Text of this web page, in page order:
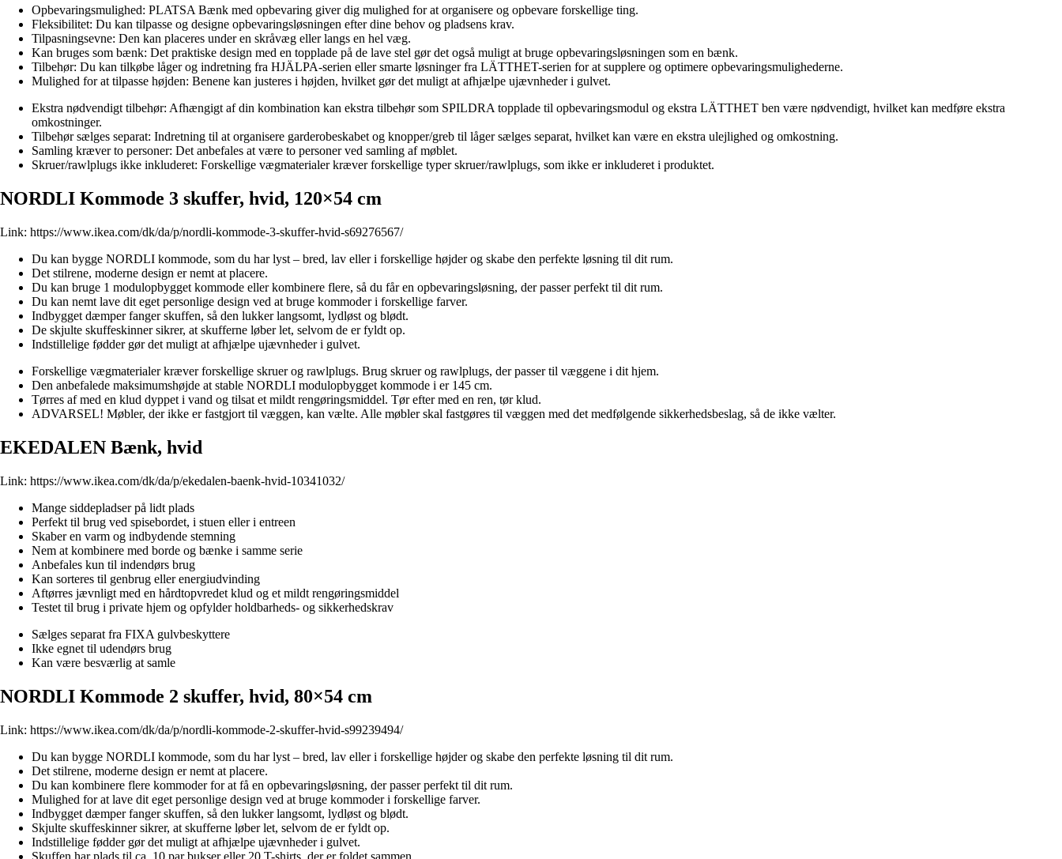
Opbevaringsmulighed: PLATSA Bænk med opbevaring giver dig mulighed for at organisere og opbevare forskellige ting.
Fleksibilitet: Du kan tilpasse og designe opbevaringsløsningen efter dine behov og pladsens krav.
Tilpasningsevne: Den kan placeres under en skråvæg eller langs en hel væg.
Kan bruges som bænk: Det praktiske design med en topplade på de lave stel gør det også muligt at bruge opbevaringsløsningen som en bænk.
Tilbehør: Du kan tilkøbe låger og indretning fra HJÄLPA-serien eller smarte løsninger fra LÄTTHET-serien for at supplere og optimere opbevaringsmulighederne.
Mulighed for at tilpasse højden: Benene kan justeres i højden, hvilket gør det muligt at afhjælpe ujævnheder i gulvet.
Ekstra nødvendigt tilbehør: Afhængigt af din kombination kan ekstra tilbehør som SPILDRA topplade til opbevaringsmodul og ekstra LÄTTHET ben være nødvendigt, hvilket kan medføre ekstra
omkostninger.
Tilbehør sælges separat: Indretning til at organisere garderobeskabet og knopper/greb til låger sælges separat, hvilket kan være en ekstra ulejlighed og omkostning.
Samling kræver to personer: Det anbefales at være to personer ved samling af møblet.
Skruer/rawlplugs ikke inkluderet: Forskellige vægmaterialer kræver forskellige typer skruer/rawlplugs, som ikke er inkluderet i produktet.
NORDLI Kommode 3 skuffer, hvid, 120×54 cm
Link: https://www.ikea.com/dk/da/p/nordli-kommode-3-skuffer-hvid-s69276567/
Du kan bygge NORDLI kommode, som du har lyst – bred, lav eller i forskellige højder og skabe den perfekte løsning til dit rum.
Det stilrene, moderne design er nemt at placere.
Du kan bruge 1 modulopbygget kommode eller kombinere flere, så du får en opbevaringsløsning, der passer perfekt til dit rum.
Du kan nemt lave dit eget personlige design ved at bruge kommoder i forskellige farver.
Indbygget dæmper fanger skuffen, så den lukker langsomt, lydløst og blødt.
De skjulte skuffeskinner sikrer, at skufferne løber let, selvom de er fyldt op.
Indstillelige fødder gør det muligt at afhjælpe ujævnheder i gulvet.
Forskellige vægmaterialer kræver forskellige skruer og rawlplugs. Brug skruer og rawlplugs, der passer til væggene i dit hjem.
Den anbefalede maksimumshøjde at stable NORDLI modulopbygget kommode i er 145 cm.
Tørres af med en klud dyppet i vand og tilsat et mildt rengøringsmiddel. Tør efter med en ren, tør klud.
ADVARSEL! Møbler, der ikke er fastgjort til væggen, kan vælte. Alle møbler skal fastgøres til væggen med det medfølgende sikkerhedsbeslag, så de ikke vælter.
EKEDALEN Bænk, hvid
Link: https://www.ikea.com/dk/da/p/ekedalen-baenk-hvid-10341032/
Mange siddepladser på lidt plads
Perfekt til brug ved spisebordet, i stuen eller i entreen
Skaber en varm og indbydende stemning
Nem at kombinere med borde og bænke i samme serie
Anbefales kun til indendørs brug
Kan sorteres til genbrug eller energiudvinding
Aftørres jævnligt med en hårdtopvredet klud og et mildt rengøringsmiddel
Testet til brug i private hjem og opfylder holdbarheds- og sikkerhedskrav
Sælges separat fra FIXA gulvbeskyttere
Ikke egnet til udendørs brug
Kan være besværlig at samle
NORDLI Kommode 2 skuffer, hvid, 80×54 cm
Link: https://www.ikea.com/dk/da/p/nordli-kommode-2-skuffer-hvid-s99239494/
Du kan bygge NORDLI kommode, som du har lyst – bred, lav eller i forskellige højder og skabe den perfekte løsning til dit rum.
Det stilrene, moderne design er nemt at placere.
Du kan kombinere flere kommoder for at få en opbevaringsløsning, der passer perfekt til dit rum.
Mulighed for at lave dit eget personlige design ved at bruge kommoder i forskellige farver.
Indbygget dæmper fanger skuffen, så den lukker langsomt, lydløst og blødt.
Skjulte skuffeskinner sikrer, at skufferne løber let, selvom de er fyldt op.
Indstillelige fødder gør det muligt at afhjælpe ujævnheder i gulvet.
Skuffen har plads til ca. 10 par bukser eller 20 T-shirts, der er foldet sammen.